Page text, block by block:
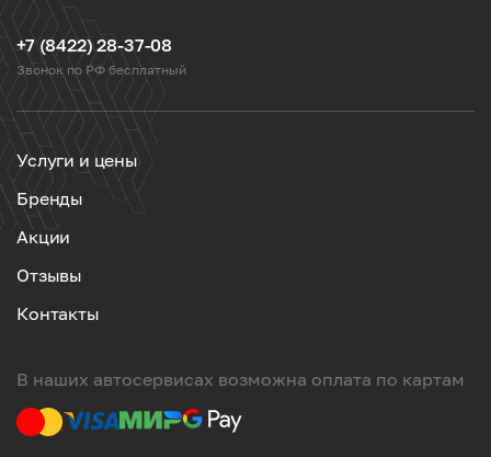
+7 (8422) 28-37-08
Звонок по РФ бесплатный
Услуги и цены
Бренды
Акции
Отзывы
Контакты
В наших автосервисах возможна оплата по картам